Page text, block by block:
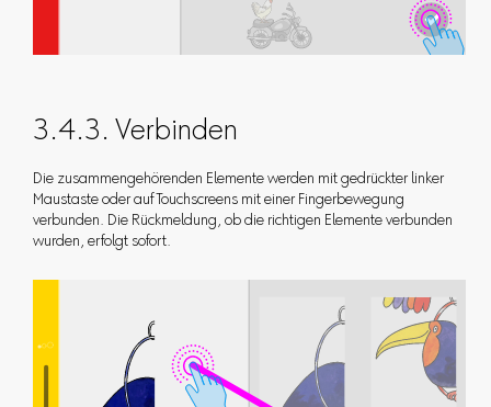
3.4.3. Verbinden
Die zusammengehörenden Elemente werden mit gedrückter linker
Maustaste oder auf Touchscreens mit einer Fingerbewegung
verbunden. Die Rückmeldung, ob die richtigen Elemente verbunden
wurden, erfolgt sofort.